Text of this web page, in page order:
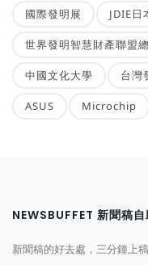
國際發明展 JDIE日
世界發明智慧財產聯盟
中國文化大學 台灣
ASUS Microchip
NEWSBUFFET 新聞稿
新聞稿的好去處，三分鐘上